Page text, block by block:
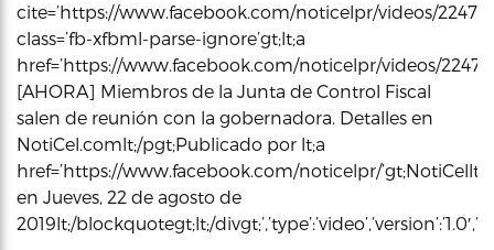
cite=’https://www.facebook.com/noticelpr/videos/
class=’fb-xfbml-parse-ignore’gt;lt;a
href=’https://www.facebook.com/noticelpr/videos/
[AHORA] Miembros de la Junta de Control Fiscal
salen de reunión con la gobernadora. Detalles en
NotiCel.comlt;/pgt;Publicado por lt;a
href=’https://www.facebook.com/noticelpr/’gt;NotiCellt;/
en Jueves, 22 de agosto de
2019lt;/blockquotegt;lt;/